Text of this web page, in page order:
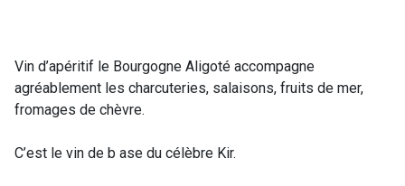
Vin d’apéritif le Bourgogne Aligoté accompagne
agréablement les charcuteries, salaisons, fruits de mer,
fromages de chèvre.
C’est le vin de b ase du célèbre Kir.